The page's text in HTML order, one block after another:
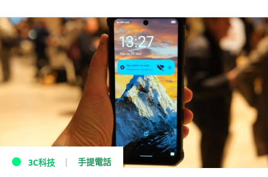
3C科技 手提電話